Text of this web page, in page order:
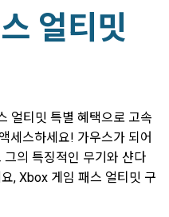
얼티밋
얼티밋 특별 혜택으로 고속
세스하세요! 가우스가 되어
의 특징적인 무기와 샨다
, Xbox 게임 패스 얼티밋 구